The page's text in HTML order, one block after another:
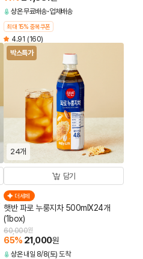
상온무료배송 업체배송
최대 15% 중복쿠폰
4.91 (160)
박스특가
24개
담기
더세페
햇반 파로 누룽지차 500mlX24개
(1box)
60,000원
65% 21,000원
상온 내일 8/8(토) 도착